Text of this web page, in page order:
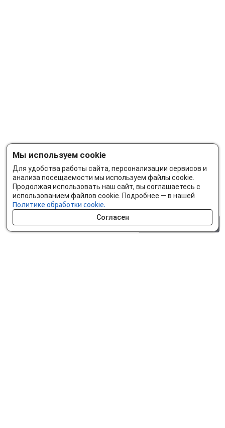
Мы используем cookie
Для удобства работы сайта, персонализации сервисов и
анализа посещаемости мы используем файлы cookie.
Продолжая использовать наш сайт, вы соглашаетесь с
использованием файлов cookie. Подробнее — в нашей
Политике обработки cookie.
Согласен